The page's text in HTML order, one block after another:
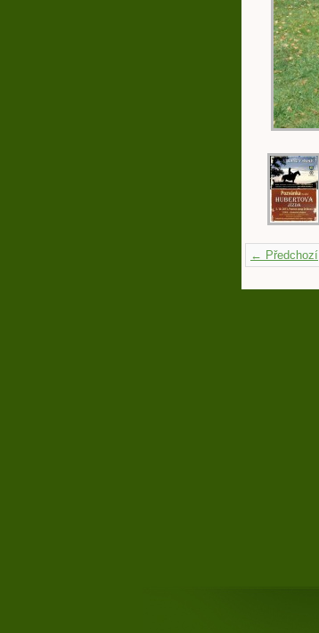
← Předchozí